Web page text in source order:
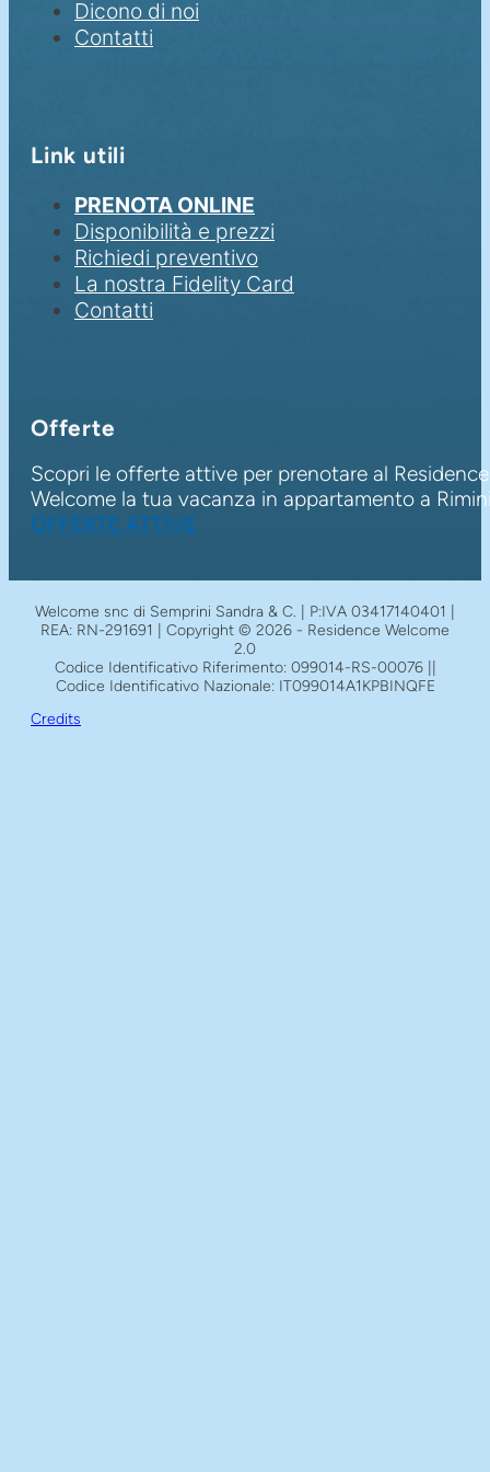
Dicono di noi
Contatti
Link utili
PRENOTA ONLINE
Disponibilità e prezzi
Richiedi preventivo
La nostra Fidelity Card
Contatti
Offerte
Scopri le offerte attive per prenotare al Residence
Welcome la tua vacanza in appartamento a
OFFERTE ATTIVE
Welcome snc di Semprini Sandra & C. | P:IVA 03417140401 |
REA: RN-291691 | Copyright © 2026 - Residence Welcome
2.0
Codice Identificativo Riferimento: 099014-RS-00076 ||
Codice Identificativo Nazionale: IT099014A1KPBINQFE
Credits